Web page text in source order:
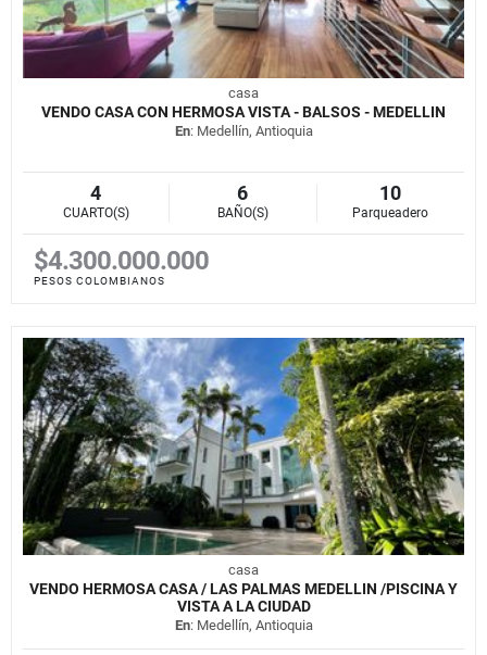
casa
VENDO CASA CON HERMOSA VISTA - BALSOS - MEDELLIN
En: Medellín, Antioquia
4
CUARTO(S)
6
BAÑO(S)
10
Parqueadero
$4.300.000.000
PESOS COLOMBIANOS
casa
VENDO HERMOSA CASA / LAS PALMAS MEDELLIN /PISCINA Y
VISTA A LA CIUDAD
En: Medellín, Antioquia